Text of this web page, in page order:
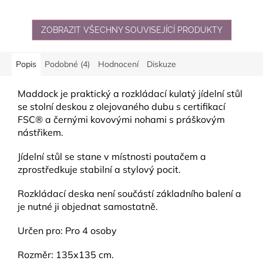
ZOBRAZIT VŠECHNY SOUVISEJÍCÍ PRODUKTY
Popis Podobné (4) Hodnocení Diskuze
Maddock je praktický a rozkládací kulatý jídelní stůl
se stolní deskou z olejovaného dubu s certifikací
FSC® a černými kovovými nohami s práškovým
nástřikem.
Jídelní stůl se stane v místnosti poutačem a
zprostředkuje stabilní a stylový pocit.
Rozkládací deska není součástí základního balení a
je nutné ji objednat samostatně.
Určen pro: Pro 4 osoby
Rozměr: 135x135 cm.